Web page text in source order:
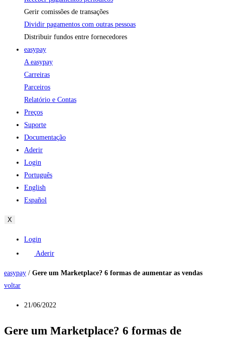
Gerir comissões de transações
Dividir pagamentos com outras pessoas
Distribuir fundos entre fornecedores
easypay
A easypay
Carreiras
Parceiros
Relatório e Contas
Preços
Suporte
Documentação
Aderir
Login
Português
English
Español
X
Login
Aderir
easypay / Gere um Marketplace? 6 formas de aumentar as vendas
voltar
21/06/2022
Gere um Marketplace? 6 formas de